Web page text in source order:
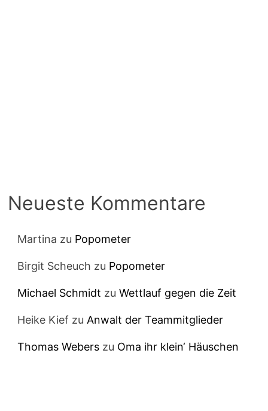
Neueste Kommentare
Martina zu Popometer
Birgit Scheuch zu Popometer
Michael Schmidt zuWettlauf gegen die Zeit
Heike Kief zu Anwalt der Teammitglieder
Thomas Webers zu Oma ihr klein‘ Häuschen